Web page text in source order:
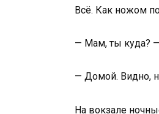
Всё. Как ножом
— Мам, ты куда? —
— Домой. Видно,
На вокзале